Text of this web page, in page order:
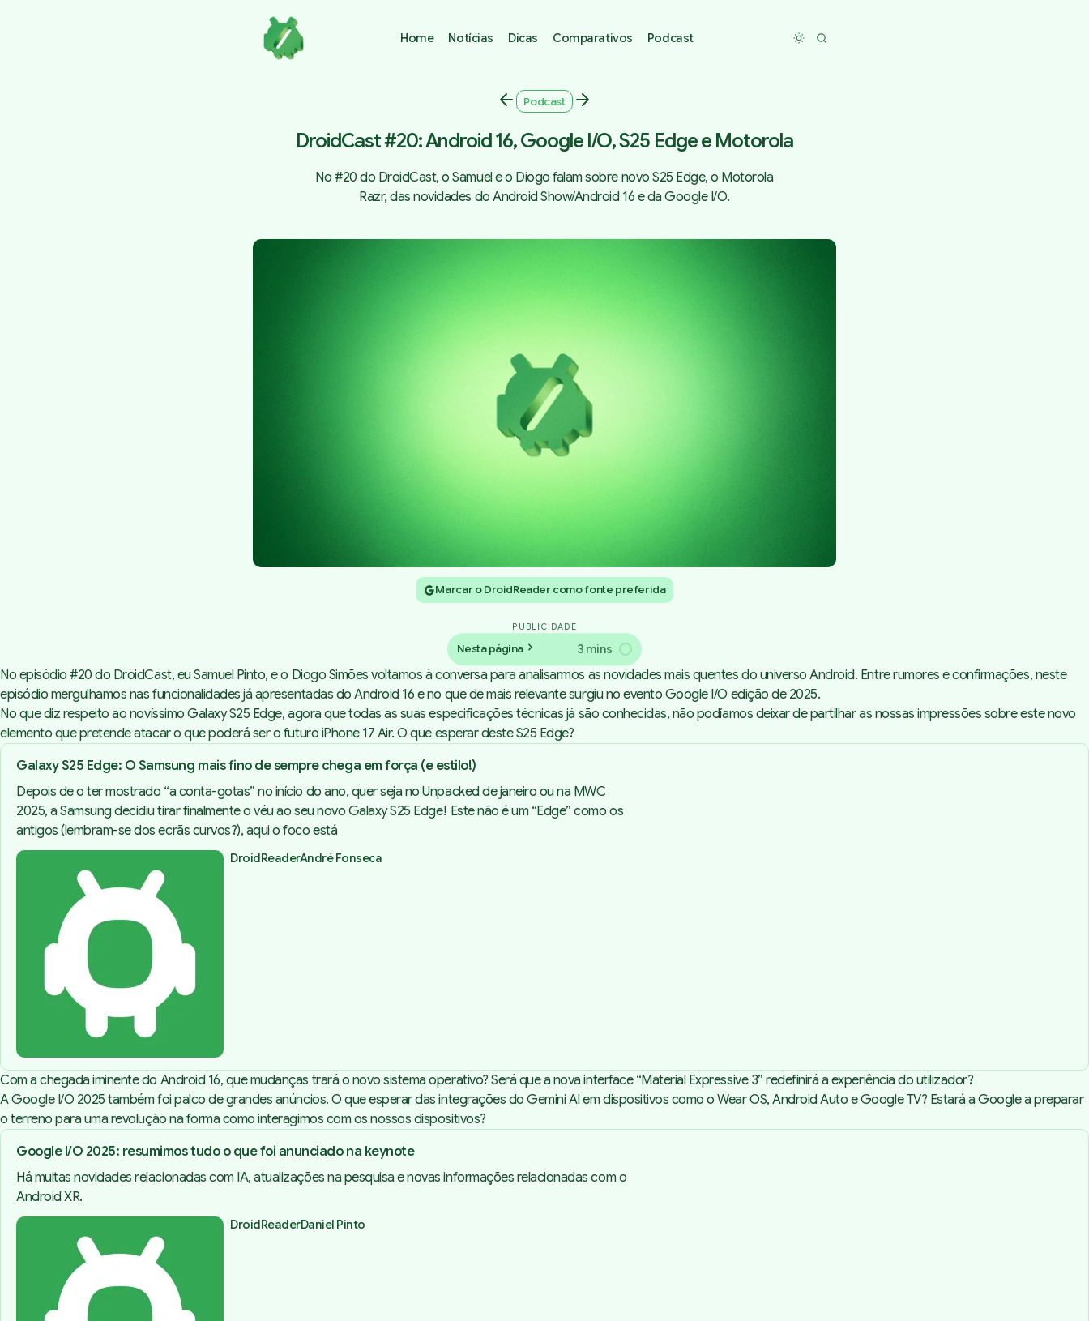
Home Notícias Dicas Comparativos Podcast Toggle dark mode
Podcast
DroidCast #20: Android 16, Google I/O, S25 Edge e Motorola
No #20 do DroidCast, o Samuel e o Diogo falam sobre novo S25 Edge, o Motorola
Razr, das novidades do Android Show/Android 16 e da Google I/O.
Marcar o DroidReader como fonte preferida
PUBLICIDADE
Nesta página 3 mins
No episódio #20 do DroidCast, eu Samuel Pinto, e o Diogo Simões voltamos à conversa para analisarmos as novidades mais quentes do universo Android. Entre rumores e confirmações, neste
episódio mergulhamos nas funcionalidades já apresentadas do Android 16 e no que de mais relevante surgiu no evento Google I/O edição de 2025.
No que diz respeito ao novíssimo Galaxy S25 Edge, agora que todas as suas especificações técnicas já são conhecidas, não podíamos deixar de partilhar as nossas impressões sobre este novo
elemento que pretende atacar o que poderá ser o futuro iPhone 17 Air. O que esperar deste S25 Edge?
Galaxy S25 Edge: O Samsung mais fino de sempre chega em força (e estilo!)
Depois de o ter mostrado “a conta-gotas” no início do ano, quer seja no Unpacked de janeiro ou na MWC
2025, a Samsung decidiu tirar finalmente o véu ao seu novo Galaxy S25 Edge! Este não é um “Edge” como os
antigos (lembram-se dos ecrãs curvos?), aqui o foco está
DroidReaderAndré Fonseca
Com a chegada iminente do Android 16, que mudanças trará o novo sistema operativo? Será que a nova interface “Material Expressive 3” redefinirá a experiência do utilizador?
A Google I/O 2025 também foi palco de grandes anúncios. O que esperar das integrações do Gemini AI em dispositivos como o Wear OS, Android Auto e Google TV? Estará a Google a preparar
o terreno para uma revolução na forma como interagimos com os nossos dispositivos?
Google I/O 2025: resumimos tudo o que foi anunciado na keynote
Há muitas novidades relacionadas com IA, atualizações na pesquisa e novas informações relacionadas com o
Android XR.
DroidReaderDaniel Pinto